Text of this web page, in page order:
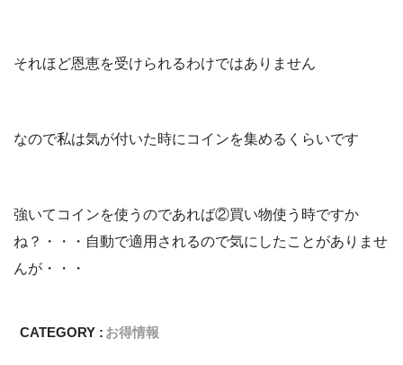
それほど恩恵を受けられるわけではありません
なので私は気が付いた時にコインを集めるくらいです
強いてコインを使うのであれば②買い物使う時ですか
ね？・・・自動で適用されるので気にしたことがありませ
んが・・・
CATEGORY : お得情報